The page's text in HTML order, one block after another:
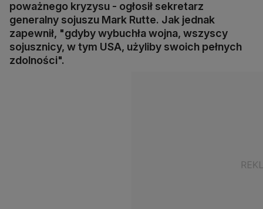
poważnego kryzysu - ogłosił sekretarz
generalny sojuszu Mark Rutte. Jak jednak
zapewnił, "gdyby wybuchła wojna, wszyscy
sojusznicy, w tym USA, użyliby swoich pełnych
zdolności".